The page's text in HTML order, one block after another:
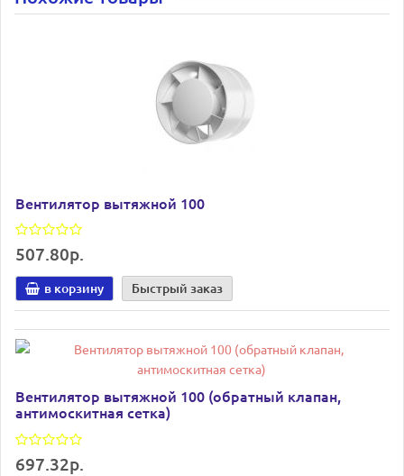
Вентилятор вытяжной 100
507.80р.
в корзину Быстрый заказ
Вентилятор вытяжной 100 (обратный клапан,
антимоскитная сетка)
697.32р.